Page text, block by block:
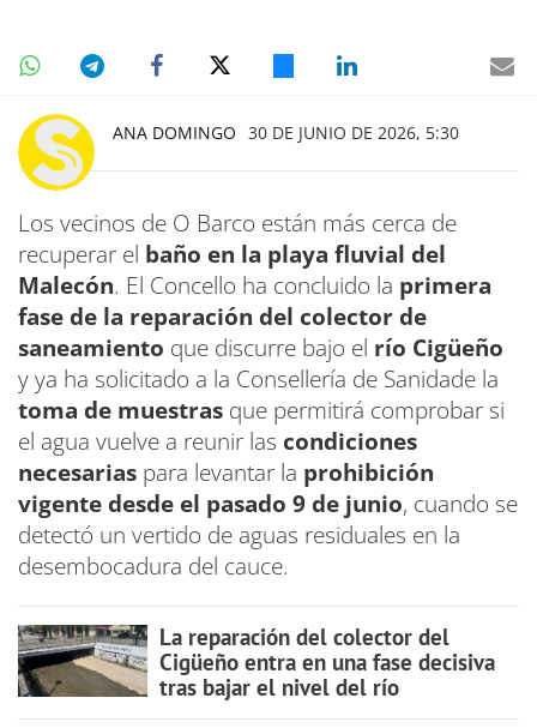
ANA DOMINGO 30 DE JUNIO DE 2026, 5:30
Los vecinos de O Barco están más cerca de
recuperar el baño en la playa fluvial del
Malecón. El Concello ha concluido la primera
fase de la reparación del colector de
saneamiento que discurre bajo el río Cigüeño
y ya ha solicitado a la Consellería de Sanidade la
toma de muestras que permitirá comprobar si
el agua vuelve a reunir las condiciones
necesarias para levantar la prohibición
vigente desde el pasado 9 de junio, cuando se
detectó un vertido de aguas residuales en la
desembocadura del cauce.
La reparación del colector del
Cigüeño entra en una fase decisiva
tras bajar el nivel del río